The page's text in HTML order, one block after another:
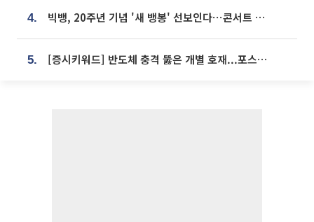
4. 빅뱅, 20주년 기념 '새 뱅봉' 선보인다⋯콘서트 앞두고 팝업 개최
5. [증시키워드] 반도체 충격 뚫은 개별 호재...포스코퓨처엠·에코프로·한화솔루션 '눈길'